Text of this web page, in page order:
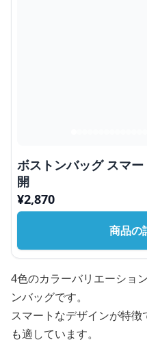
ボストンバッグ スマ
開
¥2,870
商品の
4色のカラーバリエーショ
ンバッグです。
スマートなデザインが特
も適しています。